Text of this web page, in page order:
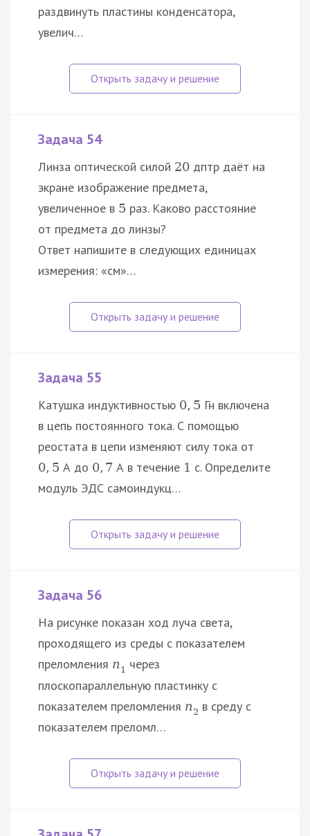
раздвинуть пластины конденсатора,
увелич…
Задача 54
Линза оптической силой 20 дптр даёт на
экране изображение предмета,
увеличенное в 5 раз. Каково расстояние
от предмета до линзы?
Ответ напишите в следующих единицах
измерения: «см»…
Задача 55
Катушка индуктивностью 0, 5 Гн включена
в цепь постоянного тока. С помощью
реостата в цепи изменяют силу тока от
0, 5 А до 0, 7 А в течение 1 с. Определите
модуль ЭДС самоиндукц…
Задача 56
На рисунке показан ход луча света,
проходящего из среды с показателем
преломления n1 через
плоскопараллельную пластинку с
показателем преломления n 2 в среду с
показателем преломл…